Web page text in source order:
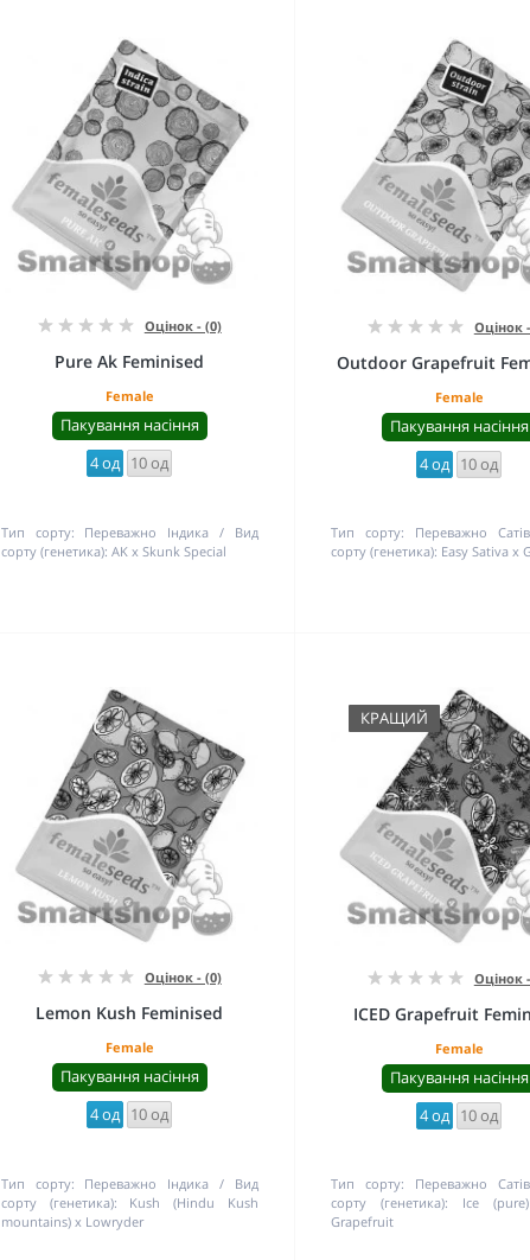
Оцінок - (0)
Pure Ak Feminised
Female
Пакування насіння
4 од 10 од
Тип сорту: Переважно Індика
Вид
сорту (генетика): AK x Skunk Special
Оцінок
Outdoor Grapefruit
Female
Пакування насіння
4 од 10 од
Тип сорту: Переважно
сорту (генетика): Easy Sativa x
Оцінок - (0)
Lemon Kush Feminised
Female
Пакування насіння
4 од 10 од
Тип сорту: Переважно Індика
Вид
сорту (генетика):
Kush (Hindu Kush
mountains) x Lowryder
КРАЩИЙ
Оцінок
ICED Grapefruit
Female
Пакування насіння
4 од 10 од
Тип сорту: Переважно
сорту (генетика):
Ice
Grapefruit